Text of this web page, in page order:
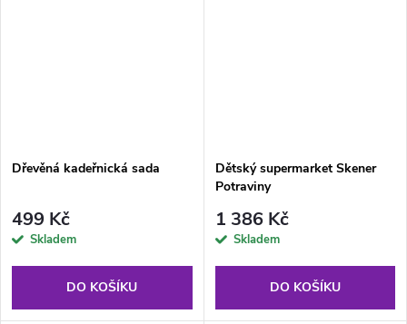
Dřevěná kadeřnická sada
499 Kč
Skladem
DO KOŠÍKU
Dětský supermarket Skener
Potraviny
1 386 Kč
Skladem
DO KOŠÍKU